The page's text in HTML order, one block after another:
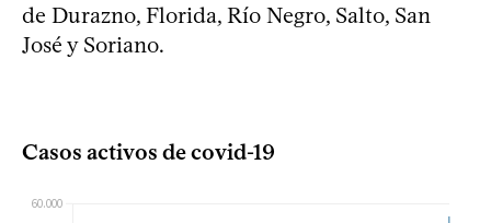
de Durazno, Florida, Río Negro, Salto, San
José y Soriano.
Casos activos de covid-19